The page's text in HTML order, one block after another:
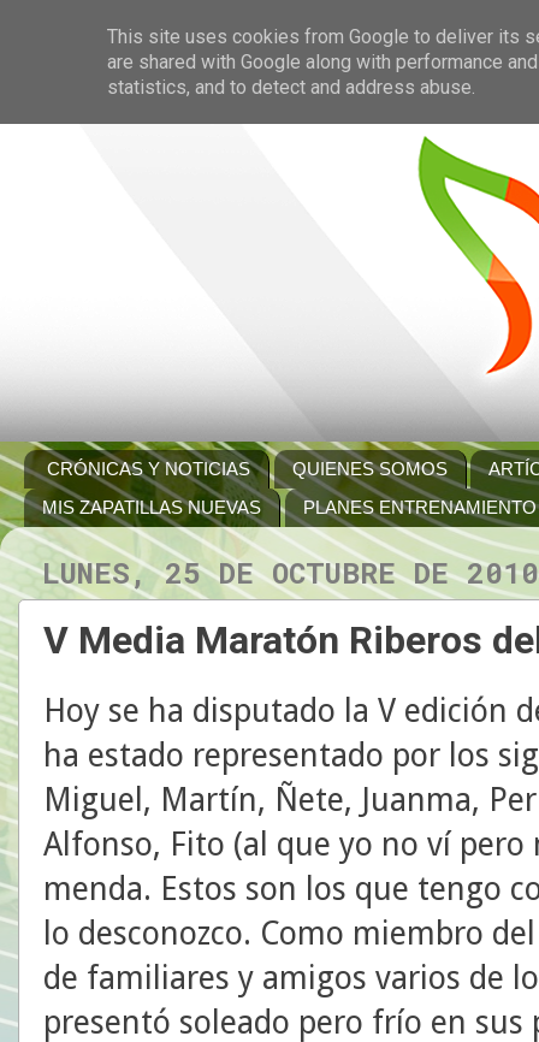
CRÓNICAS Y NOTICIAS QUIENES SOMOS
MIS ZAPATILLAS NUEVAS
PLANES ENTRENAMIENTO
LUNES, 25 DE OCTUBRE DE 2010
V Media Maratón Riberos
Hoy se ha disputado la V edición
ha estado representado por los
Miguel, Martín, Ñete, Juanma,
Alfonso, Fito (al que yo no ví
menda. Estos son los que tengo
lo desconozco. Como miembro
de familiares y amigos varios de
presentó soleado pero frío en
This site uses cookies from Google to deliver its
are shared with Google along with performance
statistics, and to detect and address abuse.